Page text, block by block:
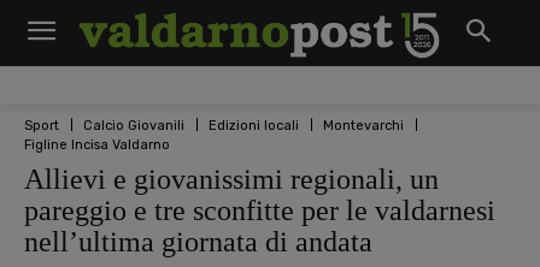
Sport Calcio Giovanili Edizioni locali
Montevarchi
Figline Incisa Valdarno
Allievi e giovanissimi regionali, un
pareggio e tre sconfitte per le valdarnesi
nell’ultima giornata di andata